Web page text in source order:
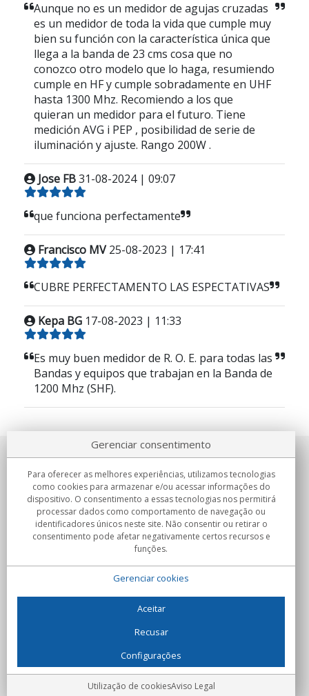
Aunque no es un medidor de agujas cruzadas
es un medidor de toda la vida que cumple muy
bien su función con la característica única que
llega a la banda de 23 cms cosa que no
conozco otro modelo que lo haga, resumiendo
cumple en HF y cumple sobradamente en UHF
hasta 1300 Mhz. Recomiendo a los que
quieran un medidor para el futuro. Tiene
medición AVG i PEP , posibilidad de serie de
iluminación y ajuste. Rango 200W .
Jose FB31-08-2024 | 09:07
que funciona perfectamente
Francisco MV 25-08-2023 | 17:41
CUBRE PERFECTAMENTO LAS ESPECTATIVAS
Kepa BG 17-08-2023 | 11:33
Es muy buen medidor de R. O. E. para todas las
Bandas y equipos que trabajan en la Banda de
1200 Mhz (SHF).
Sobre nosotros
Compromissos
Compras
C/Flassaders, 13, Nave 6, 08130 Santa Perpètua de Mogoda
(Barcelona) - Espanha
Locura Digital - Todos os direitos reservados
Gerenciar consentimento
Para oferecer as melhores experiências, utilizamos tecnologias
como cookies para armazenar e/ou acessar informações do
dispositivo. O consentimento a essas tecnologias nos permitirá
processar dados como comportamento de navegação ou
identificadores únicos neste site. Não consentir ou retirar o
consentimento pode afetar negativamente certos recursos e
funções.
Gerenciar cookies
Aceitar
Recusar
Configurações
Utilização de cookiesAviso Legal